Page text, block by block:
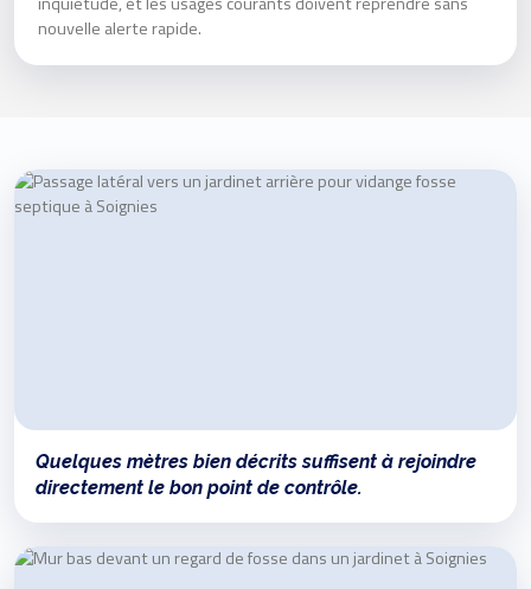
nouvelle alerte rapide.
Quelques mètres bien décrits suffisent à rejoindre
directement le bon point de contrôle.